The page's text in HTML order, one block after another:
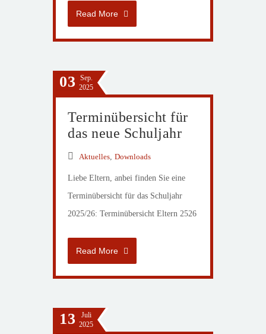
Read More
03
Sep.
2025
Terminübersicht für
das neue Schuljahr
Aktuelles, Downloads
Liebe Eltern, anbei finden Sie eine
Terminübersicht für das Schuljahr
2025/26: Terminübersicht Eltern 2526
Read More
13
Juli
2025